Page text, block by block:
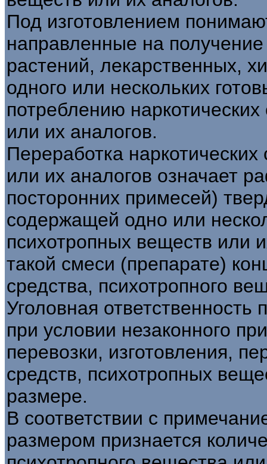
Под изготовлением
направленные на
растений, лекарственных,
одного или нескольких
потреблению
или их аналогов.
Переработка
или их аналогов означает
посторонних примесей)
содержащей одно или
психотропных веществ или
такой смеси (препарате)
средства, психотропного
Уголовная
при условии незаконного
перевозки, изготовления,
средств, психотропных
размере.
В соответствии с
размером признается